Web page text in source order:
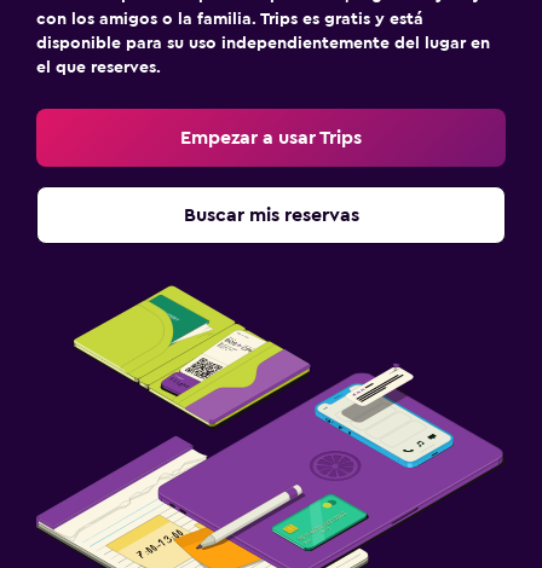
con los amigos o la familia. Trips es gratis y está
disponible para su uso independientemente del lugar en
el que reserves.
Empezar a usar Trips
Buscar mis reservas